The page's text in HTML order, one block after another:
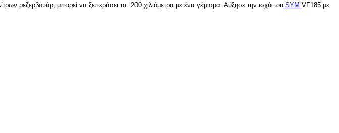
ρεζερβουάρ, μπορεί να ξεπεράσει τα 200 χιλιόμετρα με ένα γέμισμα. Αύξησε την ισχύ του SYM VF185 με